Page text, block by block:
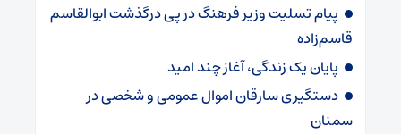
پیام تسلیت وزیر فرهنگ در پی درگذشت ابوالقاسم
قاسم‌زاده
پایان یک زندگی، آغاز چند امید
دستگیری سارقان اموال عمومی و شخصی در
سمنان